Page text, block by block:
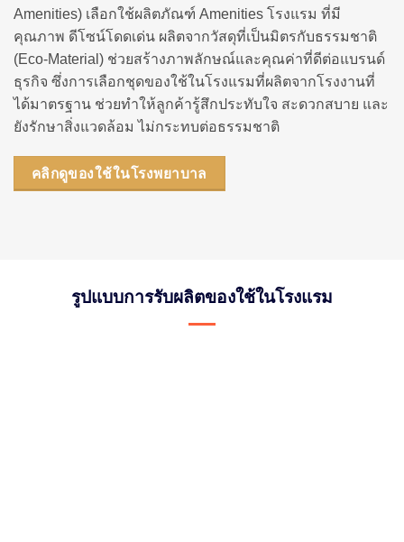
Amenities) เลือกใช้ผลิตภัณฑ์ Amenities โรงแรม ที่มี
คุณภาพ ดีโซน์โดดเด่น ผลิตจากวัสดุที่เป็นมิตรกับธรรมชาติ
(Eco-Material) ช่วยสร้างภาพลักษณ์และคุณค่าที่ดีต่อแบรนด์
ธุรกิจ ซึ่งการเลือกชุดของใช้ในโรงแรมที่ผลิตจากโรงงานที่
ได้มาตรฐาน ช่วยทำให้ลูกค้ารู้สึกประทับใจ สะดวกสบาย และ
ยังรักษาสิ่งแวดล้อม ไม่กระทบต่อธรรมชาติ
คลิกดูของใช้ในโรงพยาบาล
รูปแบบการรับผลิตของใช้ในโรงแรม